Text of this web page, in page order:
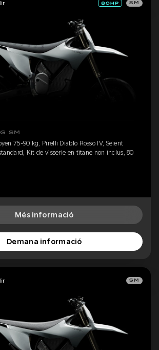
SM
SM
75-90 kg, Pirelli Diablo Rosso IV, Seient
Kit de visserie en titane non inclus, 80
Més informació
Demana informació
SM